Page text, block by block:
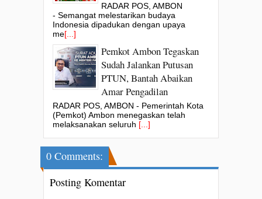
RADAR POS, AMBON
- Semangat melestarikan budaya
Indonesia dipadukan dengan upaya
me[...]
Pemkot Ambon Tegaskan
Sudah Jalankan Putusan
PTUN, Bantah Abaikan
Amar Pengadilan
RADAR POS, AMBON - Pemerintah Kota
(Pemkot) Ambon menegaskan telah
melaksanakan seluruh [...]
0 Comments:
Posting Komentar